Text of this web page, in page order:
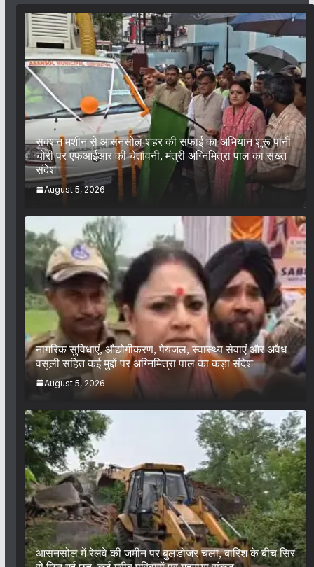
सक्शन मशीन से आसनसोल शहर की सफाई का अभियान शुरू पानी
चोरी पर एफआईआर की चेतावनी, मंत्री अग्निमित्रा पाल का सख्त
संदेश
August 5, 2026
नागरिक सुविधाएं, औद्योगीकरण, पेयजल, स्वास्थ्य सेवाएं और अवैध
वसूली सहित कई मुद्दों पर अग्निमित्रा पाल का कड़ा संदेश
August 5, 2026
आसनसोल में रेलवे की जमीन पर बुलडोजर चला, बारिश के बीच सिर